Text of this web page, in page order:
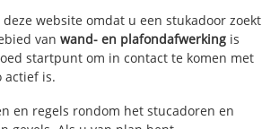
website omdat u een stukadoor zoekt
van wand- en plafondafwerking is
startpunt om in contact te komen met
actief is.
en regels rondom het stucadoren en